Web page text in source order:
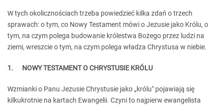
W tych okolicznościach trzeba powiedzieć kilka zdań o trzech
sprawach: o tym, co Nowy Testament mówi o Jezusie jako Królu, o
tym, na czym polega budowanie królestwa Bożego przez ludzi na
ziemi, wreszcie o tym, na czym polega władza Chrystusa w niebie.
1. NOWY TESTAMENT O CHRYSTUSIE KRÓLU
Wzmianki o Panu Jezusie Chrystusie jako „królu" pojawiają się
kilkukrotnie na kartach Ewangelii. Czyni to najpierw ewangelista